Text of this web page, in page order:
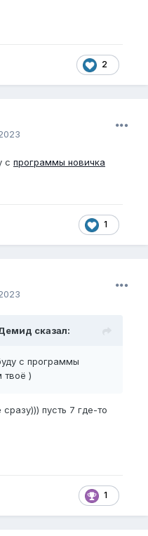
2
с программы новичка
1
сказал:
с программы
твоё )
пусть 7 где-то
1